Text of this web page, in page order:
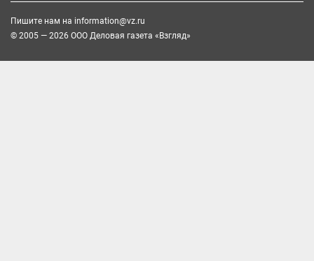
Пишите нам на information@vz.ru
© 2005 — 2026 ООО Деловая газета «Взгляд»